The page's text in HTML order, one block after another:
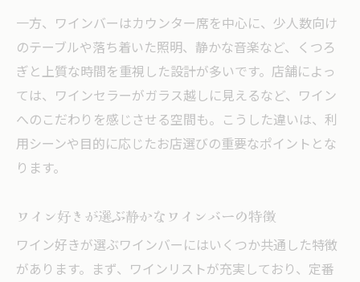
一方、ワインバーはカウンター席を中心に、少人数向け
のテーブルや落ち着いた照明、静かな音楽など、くつろ
ぎと上質な時間を重視した設計が多いです。店舗によっ
ては、ワインセラーがガラス越しに見えるなど、ワイン
へのこだわりを感じさせる空間も。こうした違いは、利
用シーンや目的に応じたお店選びの重要なポイントとな
ります。
ワイン好きが選ぶ静かなワインバーの特徴
ワイン好きが選ぶワインバーにはいくつか共通した特徴
があります。まず、ワインリストが充実しており、定番